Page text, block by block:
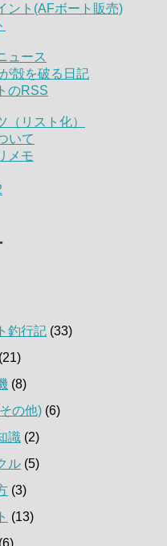
ント(AFボート販売)
ュース
殻を破る日記
のRSS
（リスト化）
いて
メモ
釣行記 (33)
(21)
(8)
の他) (6)
識 (2)
ル (5)
(3)
(13)
(6)